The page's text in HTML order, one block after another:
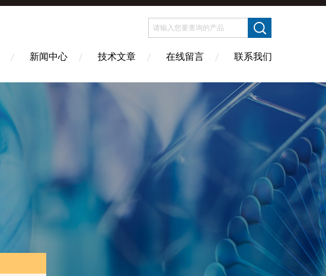
新闻中心 技术文章 在线留言 联系我们